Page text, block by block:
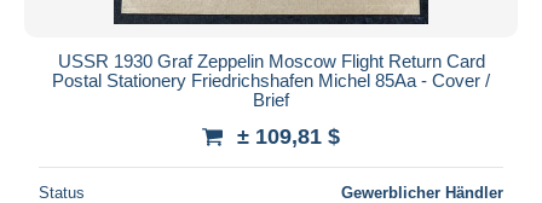
USSR 1930 Graf Zeppelin Moscow Flight Return Card
Postal Stationery Friedrichshafen Michel 85Aa - Cover /
Brief
± 109,81 $
Status Gewerblicher Händler